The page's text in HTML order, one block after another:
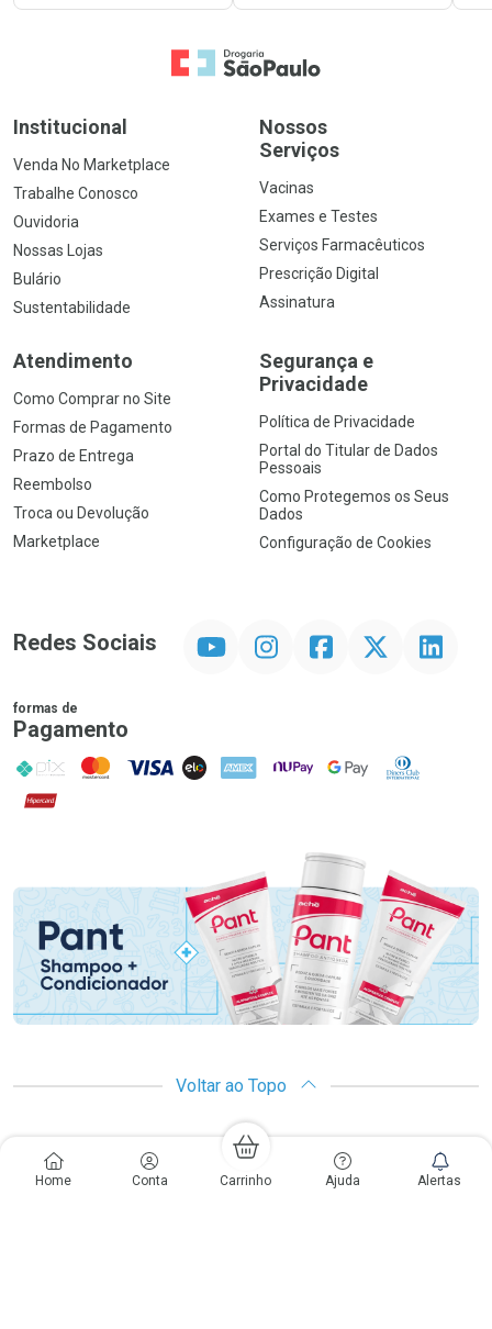
Home Conta Carrinho Ajuda Alertas
Ir para a Home
Institucional
Venda No Marketplace
Trabalhe Conosco
Ouvidoria
Nossas Lojas
Bulário
Sustentabilidade
Nossos
Serviços
Vacinas
Exames e Testes
Serviços Farmacêuticos
Prescrição Digital
Assinatura
Atendimento
Como Comprar no Site
Formas de Pagamento
Prazo de Entrega
Reembolso
Troca ou Devolução
Marketplace
Segurança e
Privacidade
Política de Privacidade
Portal do Titular de Dados
Pessoais
Como Protegemos os Seus
Dados
Configuração de Cookies
Redes Sociais InstagramFacebookTwitter Linkedin
formas de
Pagamento
PIX MasterCard
VISA ELO AMEX NuPay Google PayDiners Club
Hipercard
Voltar ao Topo
CopyrightCopyright © Drogaria São Paulo S.A. | CNPJ: 61.412.110/0565-33